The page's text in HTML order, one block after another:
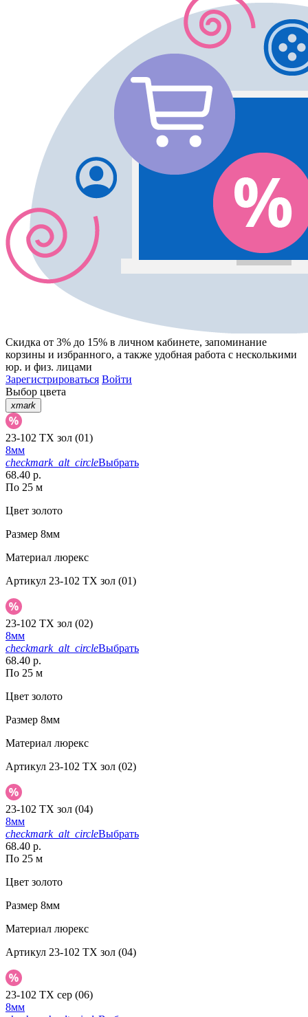
Скидка от 3% до 15% в личном кабинете, запоминание
корзины и избранного, а также удобная работа с несколькими
юр. и физ. лицами
Зарегистрироваться Войти
Выбор цвета
xmark
23-102 TX зол (01)
8мм
checkmark_alt_circleВыбрать
68.40 р.
По 25 м
Цвет золото
Размер 8мм
Материал люрекс
Артикул 23-102 TX зол (01)
23-102 TX зол (02)
8мм
checkmark_alt_circleВыбрать
68.40 р.
По 25 м
Цвет золото
Размер 8мм
Материал люрекс
Артикул 23-102 TX зол (02)
23-102 TX зол (04)
8мм
checkmark_alt_circleВыбрать
68.40 р.
По 25 м
Цвет золото
Размер 8мм
Материал люрекс
Артикул 23-102 TX зол (04)
23-102 TX сер (06)
8мм